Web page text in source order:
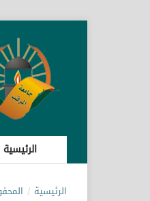
الرئيسية
الرئيسية /